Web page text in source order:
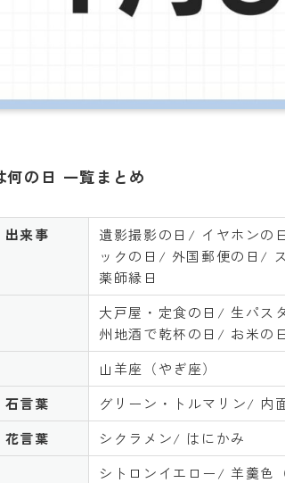
何の日 一覧まとめ
出来事
遺影撮影の日/ イヤホンの
ックの日/ 外国郵便の日/
薬師縁日
大戸屋・定食の日/ 生パ
州地酒で乾杯の日/ お米の
山羊座（やぎ座）
石言葉
グリーン・トルマリン/ 内
花言葉
シクラメン/ はにかみ
シトロンイエロー/ 羊羹色